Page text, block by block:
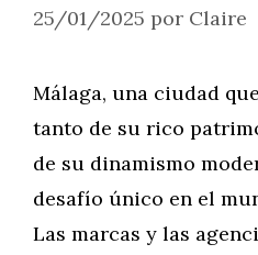
25/01/2025 por Claire
Málaga, una ciudad
tanto de su rico
de su dinamismo
desafío único en el
Las marcas y las